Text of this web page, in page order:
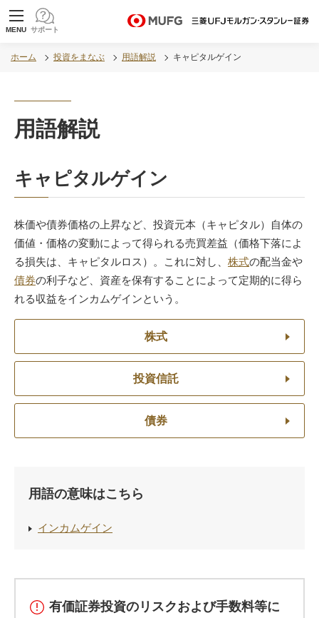
MUFG 世界が進むチカラになる。 三菱ＵＦＪモル
MENU サポート
ホーム 投資をまなぶ 用語解説 キャピタルゲイン
用語解説
キャピタルゲイン
株価や債券価格の上昇など、投資元本（キャピタル）自体の
価値・価格の変動によって得られる売買差益（価格下落によ
る損失は、キャピタルロス）。これに対し、 株式の配当金や
債券の利子など、資産を保有することによって定期的に得ら
れる収益をインカムゲインという。
株式
投資信託
債券
用語の意味はこちら
インカムゲイン
有価証券投資のリスクおよび手数料等に